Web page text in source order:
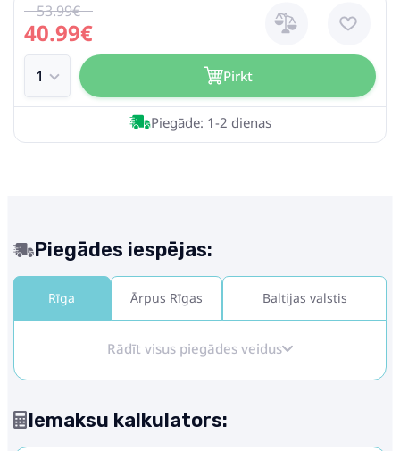
40.99€
53.99€
Pirkt
Piegāde: 1-2 dienas
Piegādes iespējas:
Rīga Ārpus Rīgas Baltijas valstis
Rādīt visus piegādes veidus
Iemaksu kalkulators: